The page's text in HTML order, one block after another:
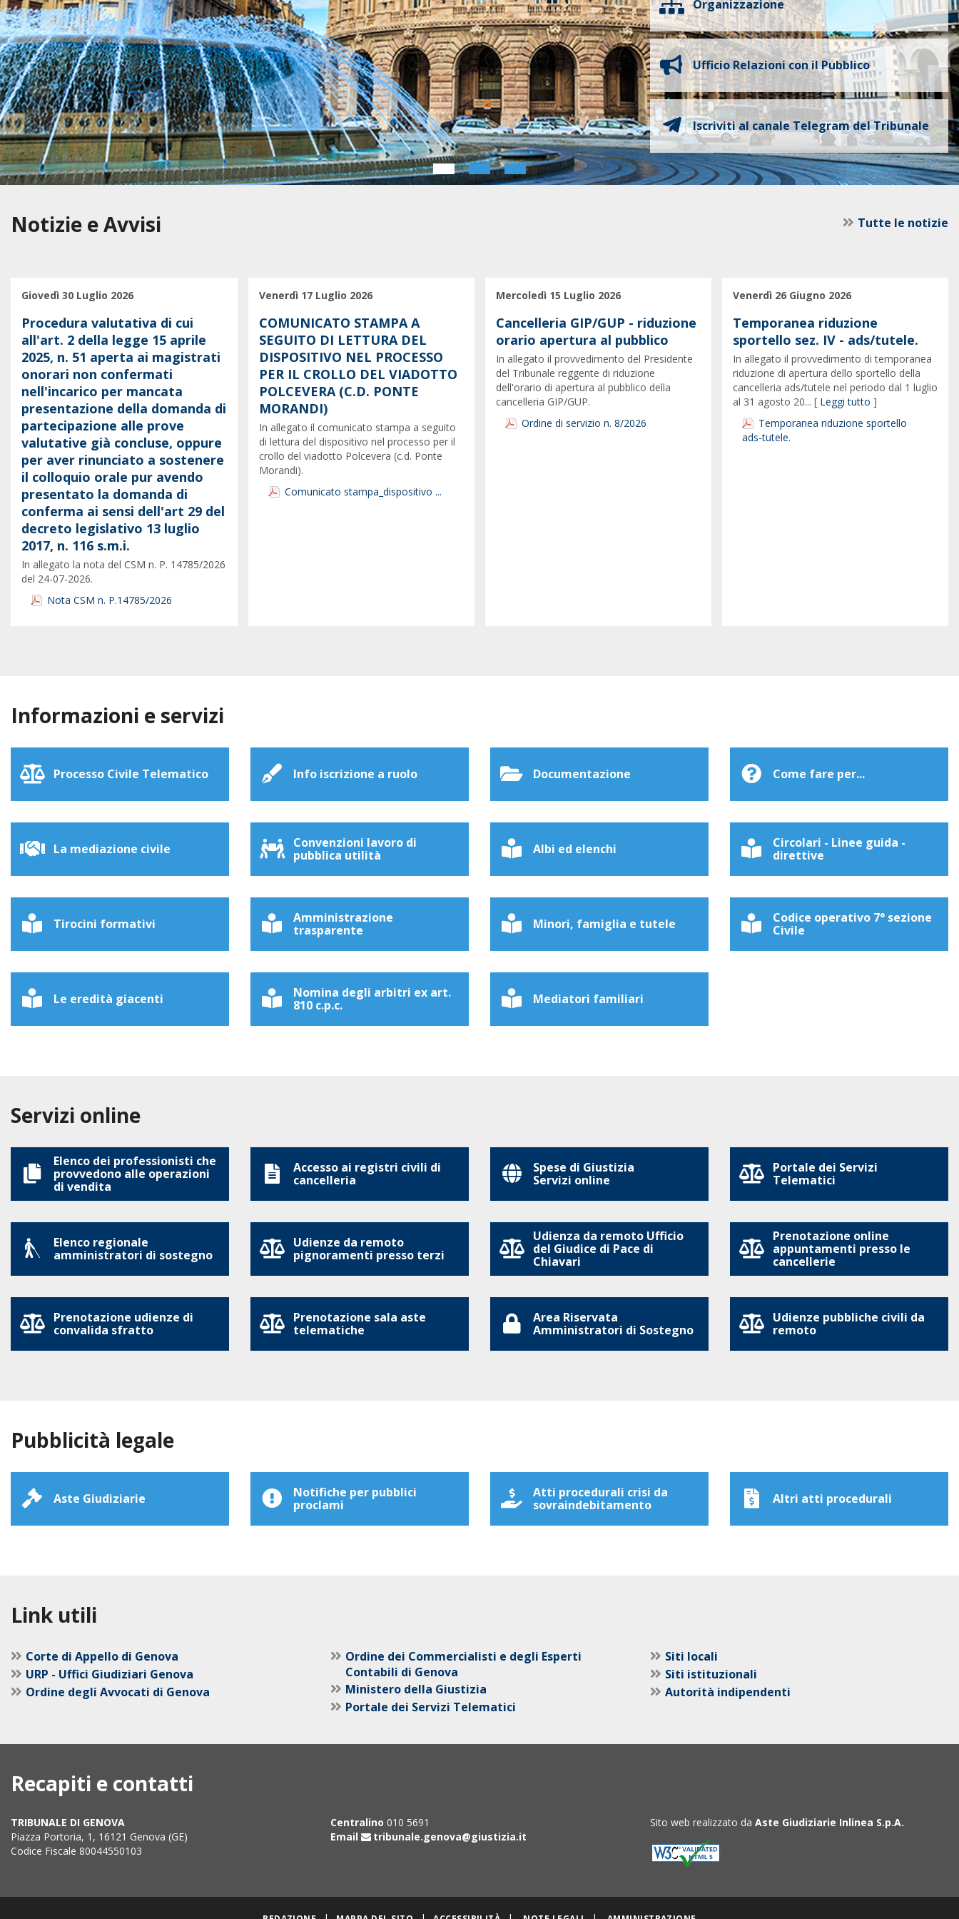
Organizzazione
Ufficio Relazioni con il Pubblico
Iscriviti al canale Telegram del Tribunale
Notizie e Avvisi Tutte le notizie
Giovedì 30 Luglio 2026
Procedura valutativa di cui
all'art. 2 della legge 15 aprile
2025, n. 51 aperta ai magistrati
onorari non confermati
nell'incarico per mancata
presentazione della domanda di
partecipazione alle prove
valutative già concluse, oppure
per aver rinunciato a sostenere
il colloquio orale pur avendo
presentato la domanda di
conferma ai sensi dell'art 29 del
decreto legislativo 13 luglio
2017, n. 116 s.m.i.
In allegato la nota del CSM n. P. 14785/2026
del 24-07-2026.
Nota CSM n. P.14785/2026
Venerdì 17 Luglio 2026
COMUNICATO STAMPA A
SEGUITO DI LETTURA DEL
DISPOSITIVO NEL PROCESSO
PER IL CROLLO DEL VIADOTTO
POLCEVERA (C.D. PONTE
MORANDI)
In allegato il comunicato stampa a seguito
di lettura del dispositivo nel processo per il
crollo del viadotto Polcevera (c.d. Ponte
Morandi).
Comunicato stampa_dispositivo ...
Mercoledì 15 Luglio 2026
Cancelleria GIP/GUP - riduzione
orario apertura al pubblico
In allegato il provvedimento del Presidente
del Tribunale reggente di riduzione
dell'orario di apertura al pubblico della
cancelleria GIP/GUP.
Ordine di servizio n. 8/2026
Venerdì 26 Giugno 2026
Temporanea riduzione
sportello sez. IV - ads/tutele.
In allegato il provvedimento di temporanea
riduzione di apertura dello sportello della
cancelleria ads/tutele nel periodo dal 1 luglio
al 31 agosto 20... [ Leggi tutto ]
Temporanea riduzione sportello
ads-tutele.
Informazioni e servizi
Processo Civile Telematico Info iscrizione a ruolo Documentazione Come fare per...
La mediazione civile
Convenzioni lavoro di
pubblica utilità
Albi ed elenchi
Circolari - Linee guida -
direttive
Tirocini formativi
Amministrazione
trasparente
Minori, famiglia e tutele
Codice operativo 7° sezione
Civile
Le eredità giacenti
Nomina degli arbitri ex art.
810 c.p.c.
Mediatori familiari
Servizi online
Elenco dei professionisti che
provvedono alle operazioni
di vendita
Accesso ai registri civili di
cancelleria
Spese di Giustizia
Servizi online
Portale dei Servizi
Telematici
Elenco regionale
amministratori di sostegno
Udienze da remoto
pignoramenti presso terzi
Udienza da remoto Ufficio
del Giudice di Pace di
Chiavari
Prenotazione online
appuntamenti presso le
cancellerie
Prenotazione udienze di
convalida sfratto
Prenotazione sala aste
telematiche
Area Riservata
Amministratori di Sostegno
Udienze pubbliche civili da
remoto
Pubblicità legale
Aste Giudiziarie
Notifiche per pubblici
proclami
Atti procedurali crisi da
sovraindebitamento
Altri atti procedurali
Link utili
Corte di Appello di Genova
URP - Uffici Giudiziari Genova
Ordine degli Avvocati di Genova
Ordine dei Commercialisti e degli Esperti
Contabili di Genova
Ministero della Giustizia
Portale dei Servizi Telematici
Siti locali
Siti istituzionali
Autorità indipendenti
Recapiti e contatti
TRIBUNALE DI GENOVA
Piazza Portoria, 1, 16121 Genova (GE)
Codice Fiscale 80044550103
Centralino 010 5691
Email
tribunale.genova@giustizia.it
Sito web realizzato da Aste Giudiziarie Inlinea S.p.A.